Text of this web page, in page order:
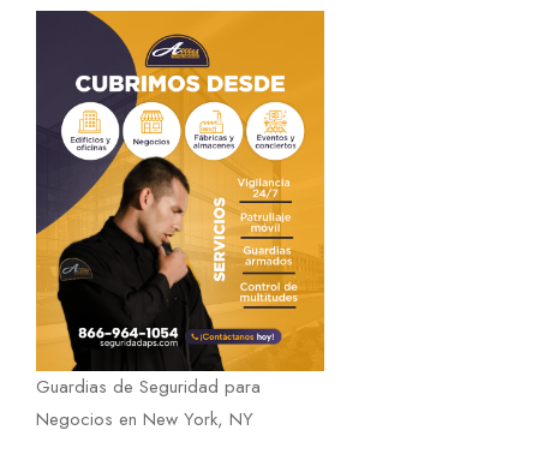
Guardias de Seguridad para
Negocios en New York, NY